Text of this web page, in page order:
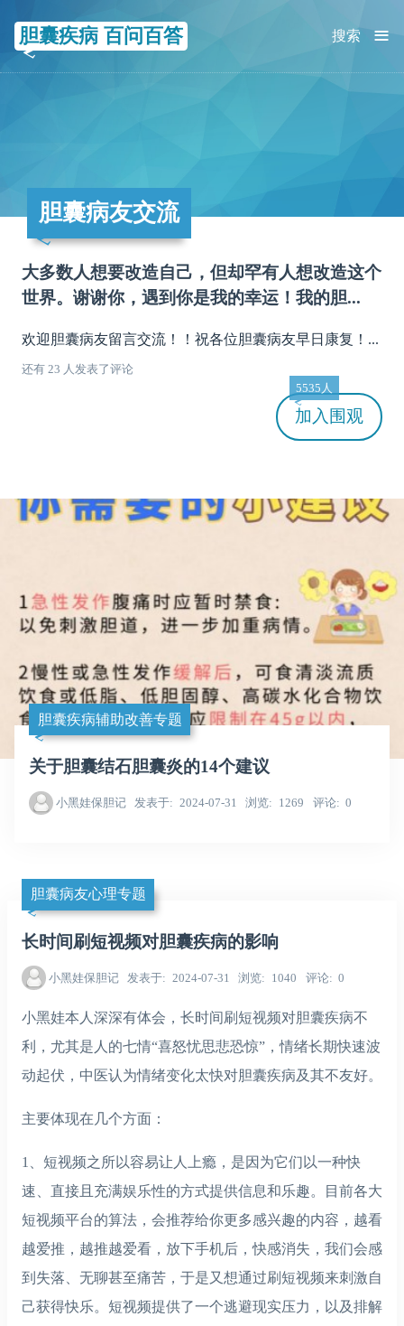
胆囊疾病 百问百答 ≡
搜索
胆囊病友交流
大多数人想要改造自己，但却罕有人想改造这个
世界。谢谢你，遇到你是我的幸运！我的胆...
欢迎胆囊病友留言交流！！祝各位胆囊病友早日康复！...
还有 23 人发表了评论
加入
5535人
围观
胆囊疾病辅助改善专题
关于胆囊结石胆囊炎的14个建议
小黑娃保胆记 发表于 2024-07-31 浏览 1269 评论 0
胆囊病友心理专题
长时间刷短视频对胆囊疾病的影响
小黑娃保胆记 发表于 2024-07-31 浏览 1040 评论 0
小黑娃本人深深有体会，长时间刷短视频对胆囊疾病不
利，尤其是人的七情“喜怒忧思悲恐惊”，情绪长期快速波
动起伏，中医认为情绪变化太快对胆囊疾病及其不友好。
主要体现在几个方面：
1、短视频之所以容易让人上瘾，是因为它们以一种快
速、直接且充满娱乐性的方式提供信息和乐趣。目前各大
短视频平台的算法，会推荐给你更多感兴趣的内容，越看
越爱推，越推越爱看，放下手机后，快感消失，我们会感
到失落、无聊甚至痛苦，于是又想通过刷短视频来刺激自
己获得快乐。短视频提供了一个逃避现实压力，以及排解